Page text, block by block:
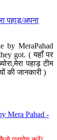
पहाड़/अपना
by MeraPahad
got. ( यहाँ पर
पहाड़ टीम
की जानकारी )
Mera Pahad -